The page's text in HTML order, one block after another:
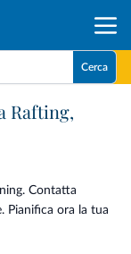
Cerca
Rafting,
Contatta
Pianifica ora la tua